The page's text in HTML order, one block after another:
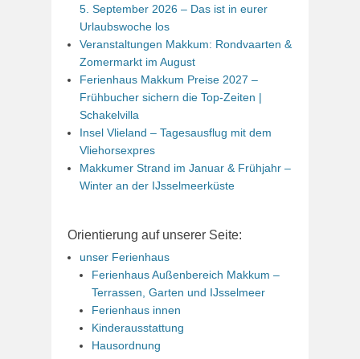
5. September 2026 – Das ist in eurer
Urlaubswoche los
Veranstaltungen Makkum: Rondvaarten &
Zomermarkt im August
Ferienhaus Makkum Preise 2027 –
Frühbucher sichern die Top-Zeiten |
Schakelvilla
Insel Vlieland – Tagesausflug mit dem
Vliehorsexpres
Makkumer Strand im Januar & Frühjahr –
Winter an der IJsselmeerküste
Orientierung auf unserer Seite:
unser Ferienhaus
Ferienhaus Außenbereich Makkum –
Terrassen, Garten und IJsselmeer
Ferienhaus innen
Kinderausstattung
Hausordnung